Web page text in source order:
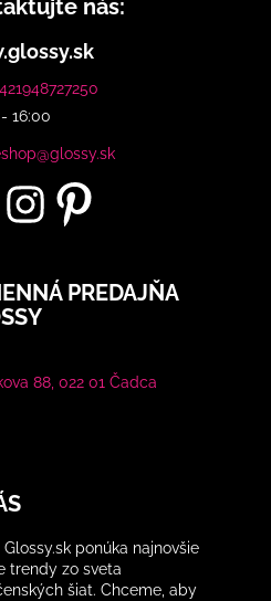
nás:
16:00
PREDAJŇA
88, 022 01 Čadca
Glossy.sk ponúka najnovšie
trendy zo sveta
šiat. Chceme, aby